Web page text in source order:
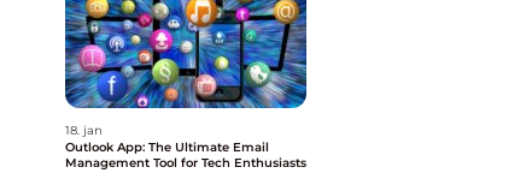
18. jan
Outlook App: The Ultimate Email
Management Tool for Tech Enthusiasts